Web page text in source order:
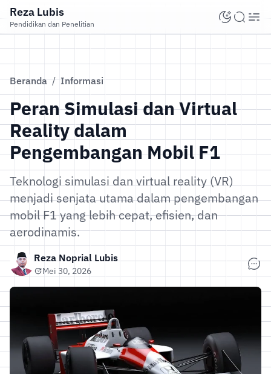
Reza Lubis
Pendidikan dan Penelitian
Beranda / Informasi
Peran Simulasi dan Virtual
Reality dalam
Pengembangan Mobil F1
Teknologi simulasi dan virtual reality (VR)
menjadi senjata utama dalam pengembangan
mobil F1 yang lebih cepat, efisien, dan
aerodinamis.
Reza Noprial Lubis
Mei 30, 2026